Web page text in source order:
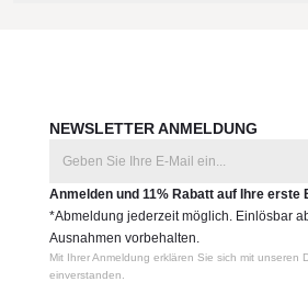
NEWSLETTER ANMELDUNG
Anmelden und 11% Rabatt auf Ihre erste
*Abmeldung jederzeit möglich. Einlösbar
Ausnahmen vorbehalten.
Mit Ihrer Anmeldung erklären Sie sich mit unseren
einverstanden.